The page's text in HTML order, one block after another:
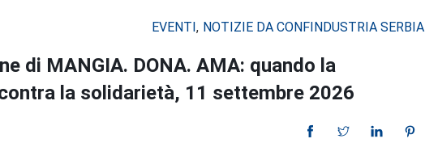
EVENTI, NOTIZIE DA CONFINDUSTRIA SERBIA
di MANGIA. DONA. AMA: quando la
la solidarietà, 11 settembre 2026